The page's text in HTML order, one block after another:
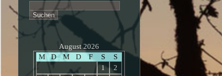
nach:
August 2026
M
D M D F S
S
1
2